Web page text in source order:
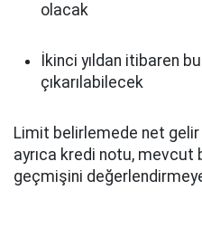
olacak
İkinci yıldan itibaren
çıkarılabilecek
Limit belirlemede net
ayrıca kredi notu,
geçmişini